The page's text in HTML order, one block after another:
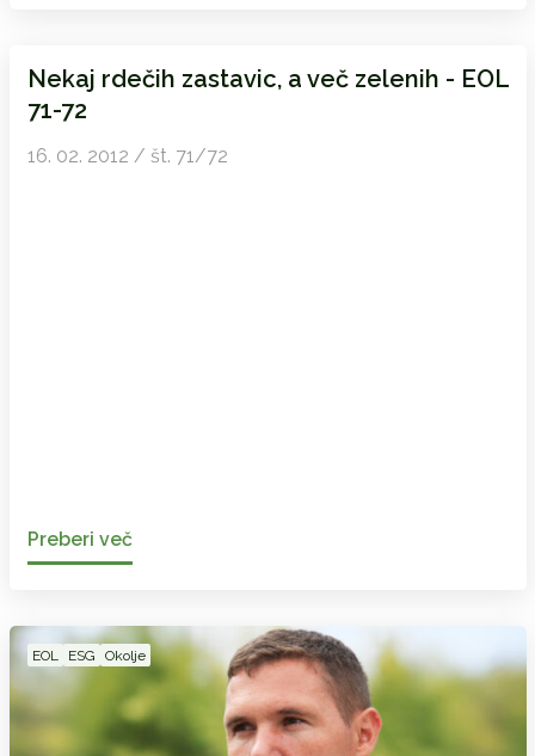
Nekaj rdečih zastavic, a več zelenih - EOL
71-72
16. 02. 2012 / št. 71/72
Preberi več
EOL ESG Okolje